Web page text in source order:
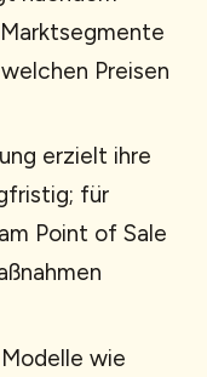
Preisen
erzielt ihre
für
Point of Sale
Modelle wie